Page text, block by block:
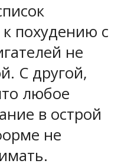
похудению с
не
С другой,
любое
в острой
не